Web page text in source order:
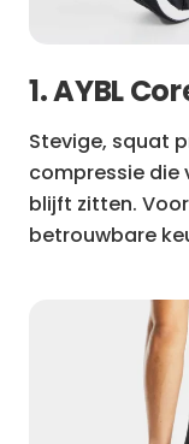
1. AYBL
Stevige, squat
compressie
blijft zitten.
betrouwbare